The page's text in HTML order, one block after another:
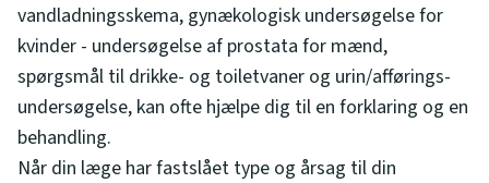
vandladningsskema, gynækologisk undersøgelse for
kvinder - undersøgelse af prostata for mænd,
spørgsmål til drikke- og toiletvaner og urin/afførings-
undersøgelse, kan ofte hjælpe dig til en forklaring og en
behandling.
Når din læge har fastslået type og årsag til din